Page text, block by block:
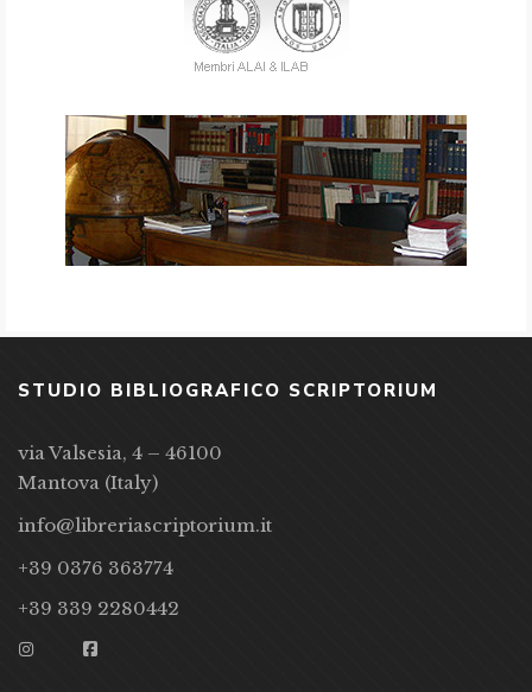
STUDIO BIBLIOGRAFICO SCRIPTORIUM
via Valsesia, 4 – 46100
Mantova (Italy)
info@libreriascriptorium.it
+39 0376 363774
+39 339 2280442